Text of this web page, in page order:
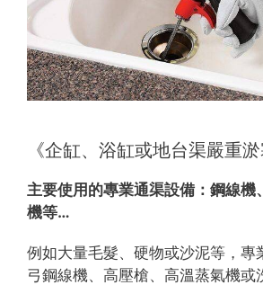
《企缸、浴缸或地台渠嚴重淤
主要使用的專業通渠設備： 鋼線機
機等…
例如大量毛髮、硬物或沙泥等，專
弓鋼線機、高壓槍、高溫蒸氣機或